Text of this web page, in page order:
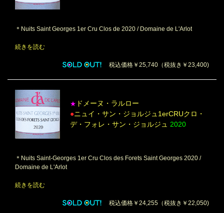
＊Nuits Saint Georges 1er Cru Clos de 2020 / Domaine de L'Arlot
続きを読む
税込価格￥25,740（税抜き￥23,400)
★ ドメーヌ・ラルロー
●ニュイ・サン・ジョルジュ1erCRUクロ・
デ・フォレ・サン・ジョルジュ 2020
＊Nuits Saint-Georges 1er Cru Clos des Forets Saint Georges 2020 /
Domaine de L'Arlot
続きを読む
税込価格￥24,255（税抜き￥22,050)